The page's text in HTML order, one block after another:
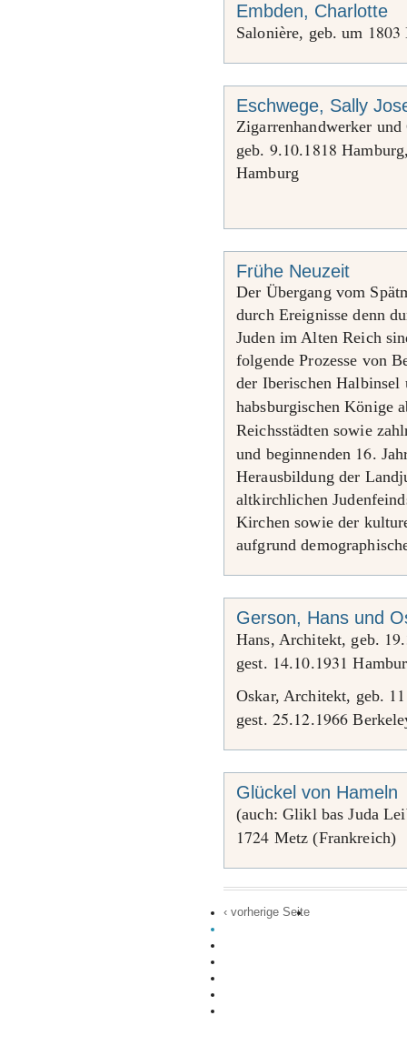
Embden, Charlotte
Salonière, geb. um 1803
Eschwege, Sally
Zigarrenhandwerker
geb. 9.10.1818
Hamburg
Frühe Neuzeit
Der Übergang vom
durch Ereignisse denn
Juden im Alten Reich
folgende Prozesse von
der Iberischen
habsburgischen Könige
Reichsstädten sowie
und beginnenden 16.
Herausbildung der
altkirchlichen
Kirchen sowie der
aufgrund
Gerson, Hans und
Hans, Architekt, geb. 19.
gest. 14.10.1931
Oskar, Architekt, geb. 11
gest. 25.12.1966
Glückel von Hameln
(auch: Glikl bas Juda
1724 Metz (Frankreich)
‹ vorherige Seite